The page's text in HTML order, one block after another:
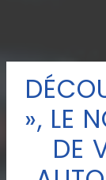
», LE
DE